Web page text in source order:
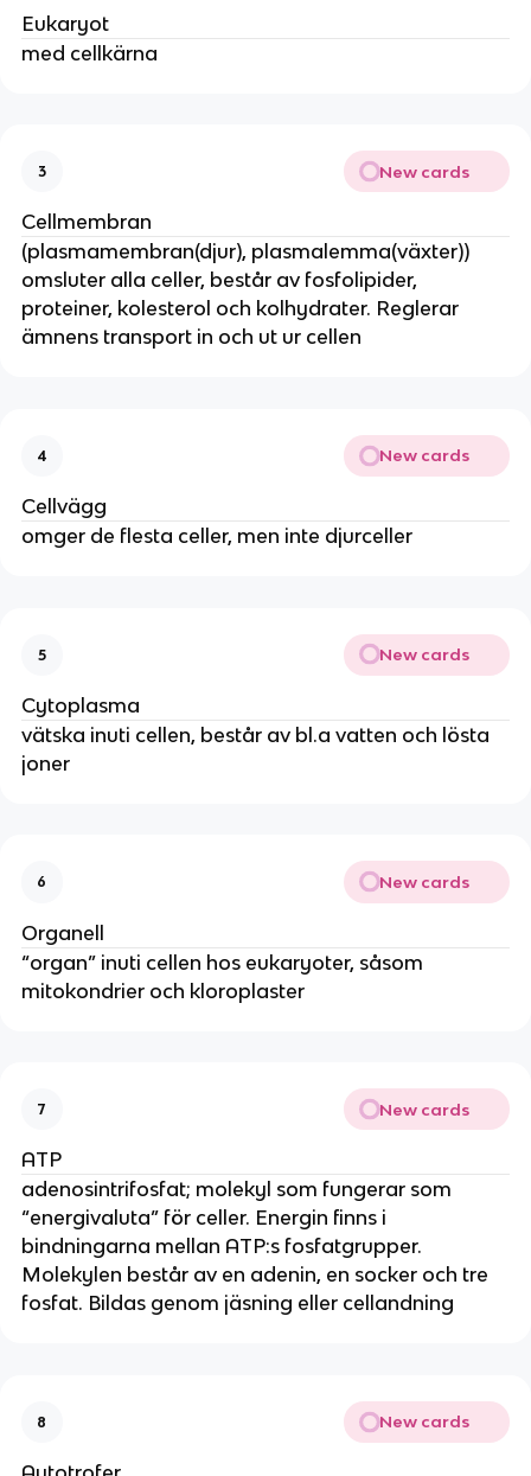
Eukaryot
med cellkärna
3 New cards
Cellmembran
(plasmamembran(djur), plasmalemma(växter))
omsluter alla celler, består av fosfolipider,
proteiner, kolesterol och kolhydrater. Reglerar
ämnens transport in och ut ur cellen
4 New cards
Cellvägg
omger de flesta celler, men inte djurceller
5 New cards
Cytoplasma
vätska inuti cellen, består av bl.a vatten och lösta
joner
6 New cards
Organell
“organ” inuti cellen hos eukaryoter, såsom
mitokondrier och kloroplaster
7 New cards
ATP
adenosintrifosfat; molekyl som fungerar som
“energivaluta” för celler. Energin finns i
bindningarna mellan ATP:s fosfatgrupper.
Molekylen består av en adenin, en socker och tre
fosfat. Bildas genom jäsning eller cellandning
8 New cards